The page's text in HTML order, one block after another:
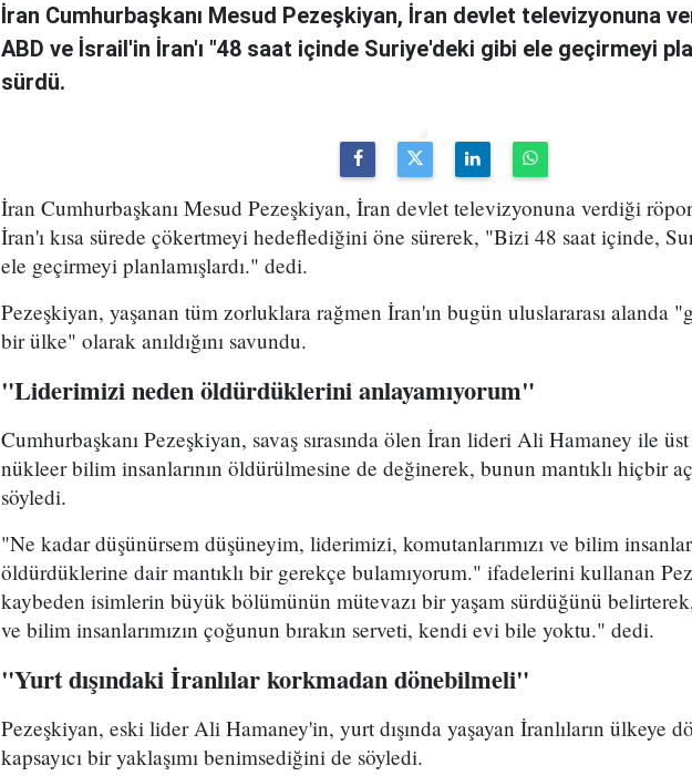
İran Cumhurbaşkanı Mesud Pezeşkiyan, İran devlet televizyonuna
ABD ve İsrail'in İran'ı "48 saat içinde Suriye'deki gibi ele geçirmeyi
sürdü.
İran Cumhurbaşkanı Mesud Pezeşkiyan, İran devlet televizyonuna verdiği
İran'ı kısa sürede çökertmeyi hedeflediğini öne sürerek, "Bizi 48 saat içinde,
ele geçirmeyi planlamışlardı." dedi.
Pezeşkiyan, yaşanan tüm zorluklara rağmen İran'ın bugün uluslararası alanda
bir ülke" olarak anıldığını savundu.
"Liderimizi neden öldürdüklerini anlayamıyorum"
Cumhurbaşkanı Pezeşkiyan, savaş sırasında ölen İran lideri Ali Hamaney ile
nükleer bilim insanlarının öldürülmesine de değinerek, bunun mantıklı hiçbir
söyledi.
"Ne kadar düşünürsem düşüneyim, liderimizi, komutanlarımızı ve bilim
öldürdüklerine dair mantıklı bir gerekçe bulamıyorum." ifadelerini kullanan
kaybeden isimlerin büyük bölümünün mütevazı bir yaşam sürdüğünü
ve bilim insanlarımızın çoğunun bırakın serveti, kendi evi bile yoktu." dedi.
"Yurt dışındaki İranlılar korkmadan dönebilmeli"
Pezeşkiyan, eski lider Ali Hamaney'in, yurt dışında yaşayan İranlıların ülkeye
kapsayıcı bir yaklaşımı benimsediğini de söyledi.